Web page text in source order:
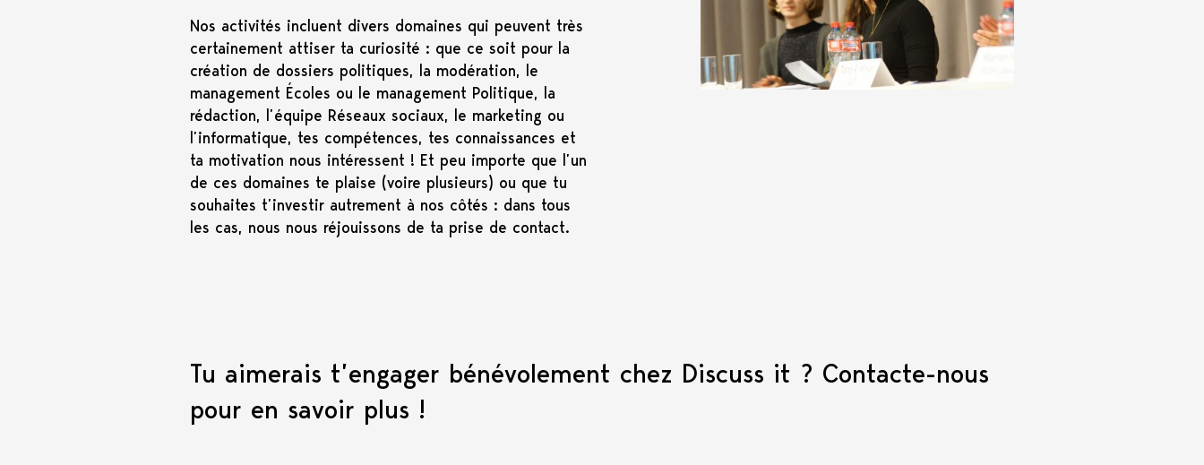
Nos activités incluent divers domaines qui peuvent très
certainement attiser ta curiosité : que ce soit pour la
création de dossiers politiques, la modération, le
management Écoles ou le management Politique, la
rédaction, l’équipe Réseaux sociaux, le marketing ou
l’informatique, tes compétences, tes connaissances et
ta motivation nous intéressent ! Et peu importe que l’un
de ces domaines te plaise (voire plusieurs) ou que tu
souhaites t’investir autrement à nos côtés : dans tous
les cas, nous nous réjouissons de ta prise de contact.
Tu aimerais t’engager bénévolement chez Discuss it ? Contacte-nous
pour en savoir plus !